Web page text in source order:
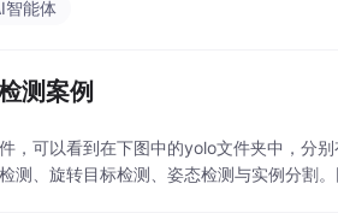
智能体
测案例
，可以看到在下图中的yolo文件夹中，
测、旋转目标检测、姿态检测与实例分割